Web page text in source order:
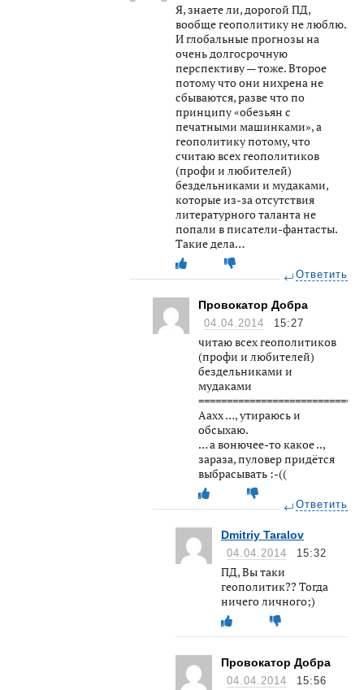
Я, знаете ли, дорогой ПД,
вообще геополитику не люблю.
И глобальные прогнозы на
очень долгосрочную
перспективу — тоже. Второе
потому что они нихрена не
сбываются, разве что по
принципу «обезьян с
печатными машинками», а
геополитику потому, что
считаю всех геополитиков
(профи и любителей)
бездельниками и мудаками,
которые из-за отсутствия
литературного таланта не
попали в писатели-фантасты.
Такие дела…
Ответить
Провокатор Добра
04.04.2014 15:27
читаю всех геополитиков
(профи и любителей)
бездельниками и
мудаками
Аахх …, утираюсь и
обсыхаю.
… а вонючее-то какое ..,
зараза, пуловер придётся
выбрасывать :-((
Ответить
Dmitriy Taralov
04.04.2014 15:32
ПД, Вы таки
геополитик?? Тогда
ничего личного;)
Провокатор Добра
04.04.2014 15:56